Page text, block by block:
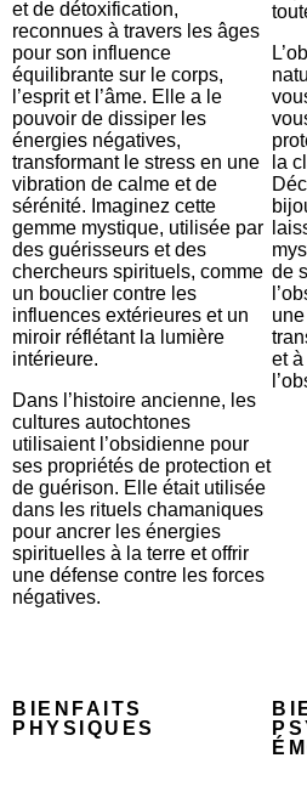
et de détoxification,
reconnues à travers les âges
pour son influence
équilibrante sur le corps,
l’esprit et l’âme. Elle a le
pouvoir de dissiper les
énergies négatives,
transformant le stress en une
vibration de calme et de
sérénité. Imaginez cette
gemme mystique, utilisée par
des guérisseurs et des
chercheurs spirituels, comme
un bouclier contre les
influences extérieures et un
miroir réflétant la lumière
intérieure.
Dans l’histoire ancienne, les
cultures autochtones
utilisaient l’obsidienne pour
ses propriétés de protection et
de guérison. Elle était utilisée
dans les rituels chamaniques
pour ancrer les énergies
spirituelles à la terre et offrir
une défense contre les forces
négatives.
la
de
et
BIENFAITS
PHYSIQUES